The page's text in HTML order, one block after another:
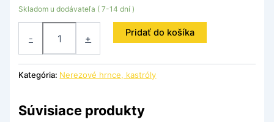
Skladom u dodávateľa ( 7-14 dní )
- +
Pridať do košíka
Kategória: Nerezové hrnce, kastróly
Súvisiace produkty